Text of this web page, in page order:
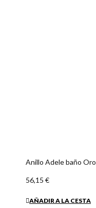
Anillo Adele baño Oro
56,15 €
AÑADIR A LA CESTA